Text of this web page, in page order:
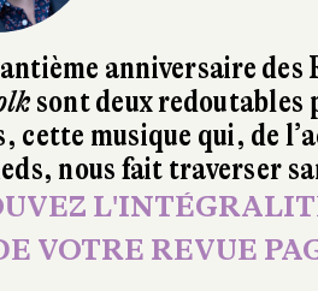
anniversaire des
sont deux redoutables
cette musique qui, de
nous fait traverser
VOTRE REVUE